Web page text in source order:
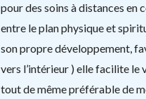
pour des soins à distances en
entre le plan physique et
son propre développement,
vers l’intérieur ) elle facilite
tout de même préférable de